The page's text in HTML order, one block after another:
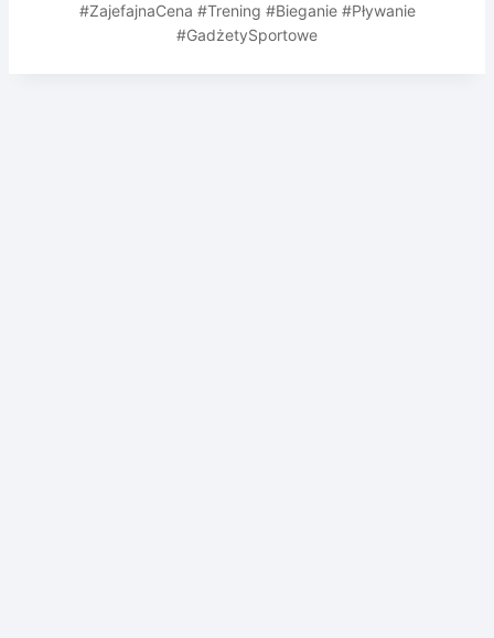
#ZajefajnaCena #Trening #Bieganie #Pływanie
#GadżetySportowe